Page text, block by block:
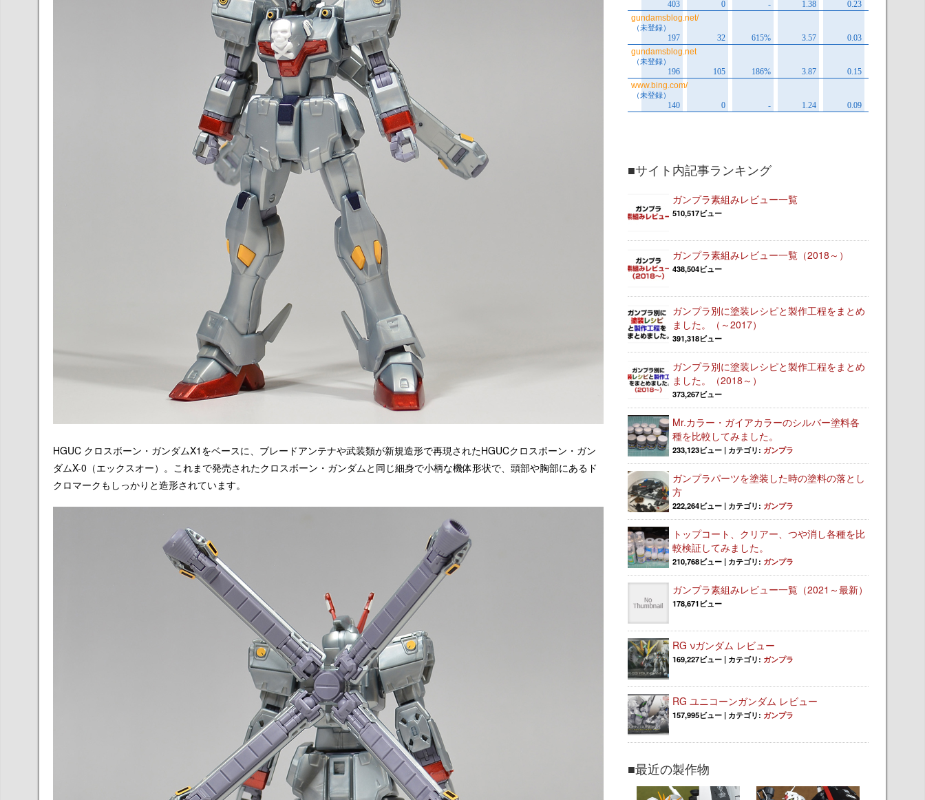
HGUC クロスボーン・ガンダムX1をベースに、ブレードアンテナや武装類が新規造形で再現されたHGUCクロスボーン・ガン
ダムX-0（エックスオー）。これまで発売されたクロスボーン・ガンダムと同じ細身で小柄な機体形状で、頭部や胸部にあるド
クロマークもしっかりと造形されています。
■サイト内記事ランキング
ガンプラ素組みレビュー一覧
510,517ビュー
ガンプラ素組みレビュー一覧（2018～）
438,504ビュー
ガンプラ別に塗装レシピと製作工程をまとめ
ました。（～2017）
391,318ビュー
ガンプラ別に塗装レシピと製作工程をまとめ
ました。（2018～）
373,267ビュー
Mr.カラー・ガイアカラーのシルバー塗料各
種を比較してみました。
233,123ビュー | カテゴリ: ガンプラ
ガンプラパーツを塗装した時の塗料の落とし
方
222,264ビュー | カテゴリ: ガンプラ
トップコート、クリアー、つや消し各種を比
較検証してみました。
210,768ビュー | カテゴリ: ガンプラ
ガンプラ素組みレビュー一覧（2021～最新）
178,671ビュー
RG νガンダム レビュー
169,227ビュー | カテゴリ: ガンプラ
RG ユニコーンガンダム レビュー
157,995ビュー | カテゴリ: ガンプラ
■最近の製作物